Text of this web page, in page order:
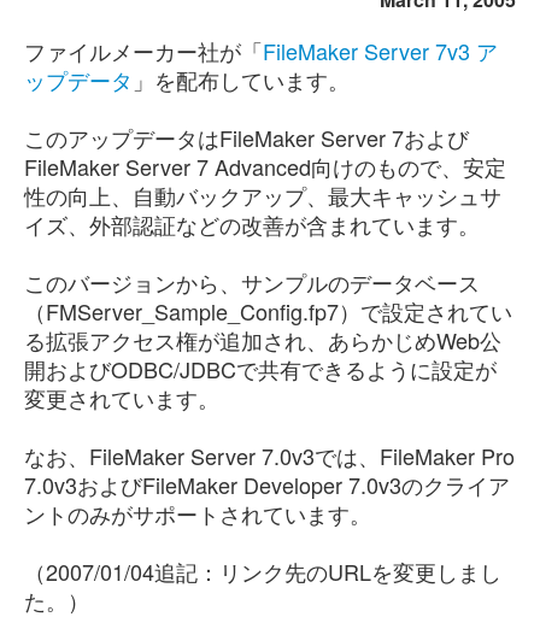
ファイルメーカー社が「FileMaker Server 7v3 ア
ップデータ 」を配布しています。
このアップデータはFileMaker Server 7および
FileMaker Server 7 Advanced向けのもので、安定
性の向上、自動バックアップ、最大キャッシュサ
イズ、外部認証などの改善が含まれています。
このバージョンから、サンプルのデータベース
（FMServer_Sample_Config.fp7）で設定されてい
る拡張アクセス権が追加され、あらかじめWeb公
開およびODBC/JDBCで共有できるように設定が
変更されています。
なお、FileMaker Server 7.0v3では、FileMaker Pro
7.0v3およびFileMaker Developer 7.0v3のクライア
ントのみがサポートされています。
（2007/01/04追記：リンク先のURLを変更しまし
た。）